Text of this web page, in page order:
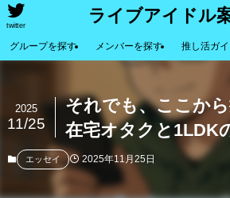
ライブアイドル
twitter
グループを探す メンバーを探す 推し活ガ
それでも、ここか
在宅オタクと1LDK
2025
11/25
エッセイ 2025年11月25日